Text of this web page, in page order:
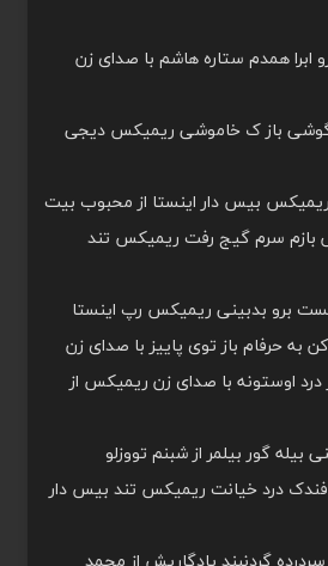
ابرا همدم ستاره هاشم با صدای زن
گوشی باز ک خاموشی ریمیکس دیجی
ریمیکس بیس دار اینستا از محبوب بیت
بازم سرم گیج رفت ریمیکس تند
برو بدبینی ریمیکس رپ اینستا
به حرفام باز توی پاییز با صدای زن
درد اوستونه با صدای زن ریمیکس از
بیله گور بیلمر از شبنم تووزلو
فندک درد خیانت ریمیکس تند بیس دار
گردنبند یادگاریش از محمد